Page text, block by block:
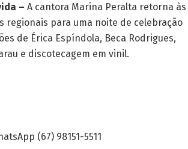
– A cantora Marina Peralta retorna às
para uma noite de celebração
de Érica Espíndola, Beca Rodrigues,
e discotecagem em vinil.
(67) 98151-5511